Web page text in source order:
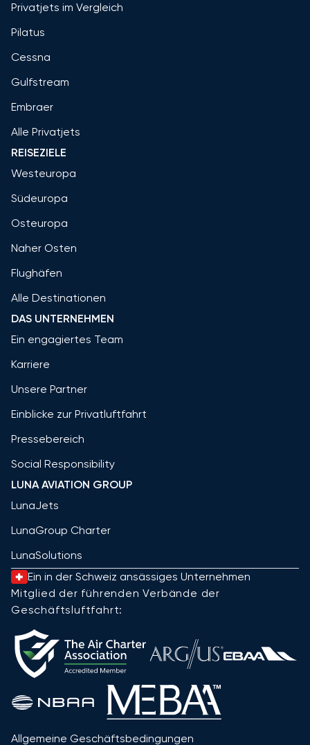
Privatjets im Vergleich
Pilatus
Cessna
Gulfstream
Embraer
Alle Privatjets
REISEZIELE
Westeuropa
Südeuropa
Osteuropa
Naher Osten
Flughäfen
Alle Destinationen
DAS UNTERNEHMEN
Ein engagiertes Team
Karriere
Unsere Partner
Einblicke zur Privatluftfahrt
Pressebereich
Social Responsibility
LUNA AVIATION GROUP
LunaJets
LunaGroup Charter
LunaSolutions
Ein in der Schweiz ansässiges Unternehmen
Mitglied der führenden Verbände der
Geschäftsluftfahrt:
Allgemeine Geschäftsbedingungen